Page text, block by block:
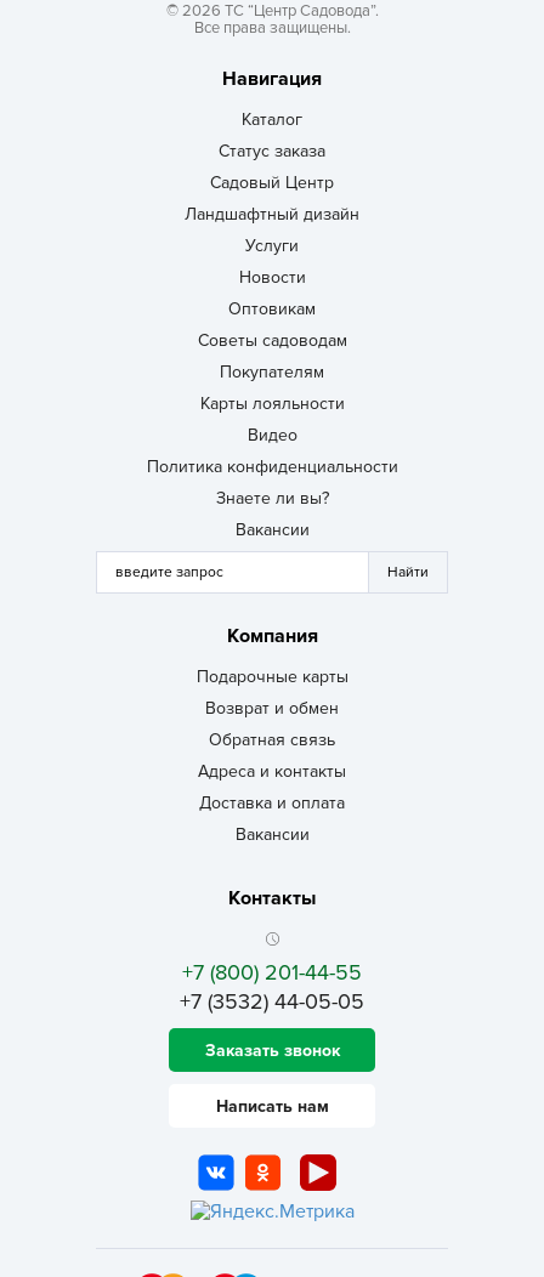
© 2026 ТС “Центр Садовода”.
Все права защищены.
Навигация
Каталог
Статус заказа
Садовый Центр
Ландшафтный дизайн
Услуги
Новости
Оптовикам
Советы садоводам
Покупателям
Карты лояльности
Видео
Политика конфиденциальности
Знаете ли вы?
Вакансии
Компания
Подарочные карты
Возврат и обмен
Обратная связь
Адреса и контакты
Доставка и оплата
Вакансии
Контакты
+7 (800) 201-44-55
+7 (3532) 44-05-05
Заказать звонок
Написать нам